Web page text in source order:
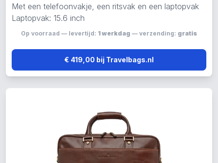
Met een telefoonvakje, een ritsvak en een laptopvak
Laptopvak: 15.6 inch
Op voorraad — levertijd: 1 werkdag — verzending: gratis
€ 419,00 bij Travelbags.nl